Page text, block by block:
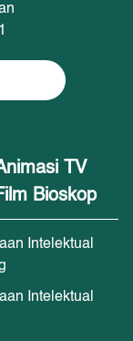
TV
Bioskop
Intelektual
Intelektual